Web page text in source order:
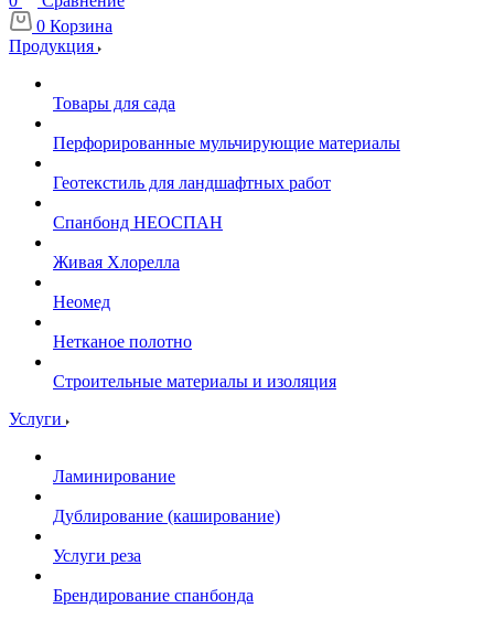
0 Корзина
Продукция
Товары для сада
Перфорированные мульчирующие материалы
Геотекстиль для ландшафтных работ
Спанбонд НЕОСПАН
Живая Хлорелла
Нeомед
Нетканое полотно
Строительные материалы и изоляция
Услуги
Ламинирование
Дублирование (каширование)
Услуги реза
Брендирование спанбонда